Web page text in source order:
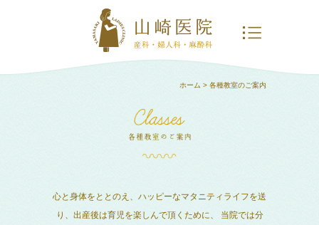
ホーム > 各種教室のご案内
心と身体をととのえ、ハッピーなマタニティライフを送
り、出産後は育児を楽しんで頂くために、
当院では分